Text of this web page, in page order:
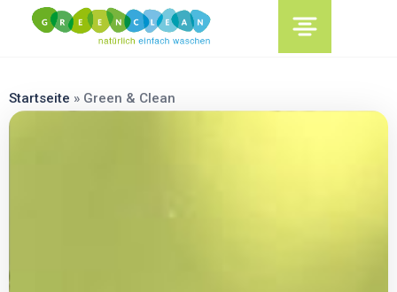
content
Startseite » Green & Clean